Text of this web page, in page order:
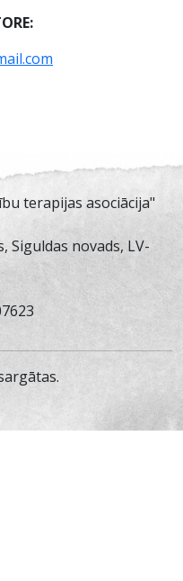
terapijas asociācija"
Siguldas novads, LV-